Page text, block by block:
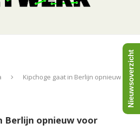
Kipchoge gaat in Berlijn opnieuw
Berlijn opnieuw voor
Nieuwsoverzicht